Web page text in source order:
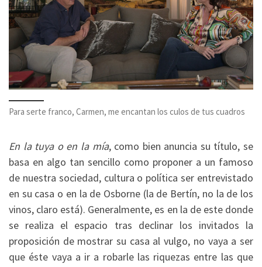
Para serte franco, Carmen, me encantan los culos de tus cuadros
En la tuya o en la mía, como bien anuncia su título, se
basa en algo tan sencillo como proponer a un famoso
de nuestra sociedad, cultura o política ser entrevistado
en su casa o en la de Osborne (la de Bertín, no la de los
vinos, claro está). Generalmente, es en la de este donde
se realiza el espacio tras declinar los invitados la
proposición de mostrar su casa al vulgo, no vaya a ser
que éste vaya a ir a robarle las riquezas entre las que